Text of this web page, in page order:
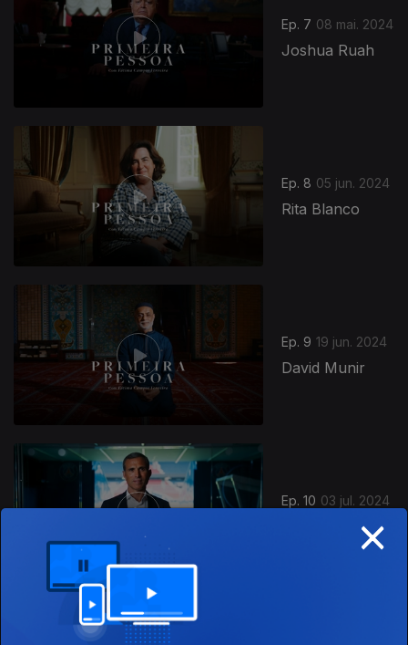
Ep. 7 08 mai. 2024
Joshua Ruah
Ep. 8 05 jun. 2024
Rita Blanco
Ep. 9 19 jun. 2024
David Munir
Ep. 10 03 jul. 2024
Pedro Pauleta
×